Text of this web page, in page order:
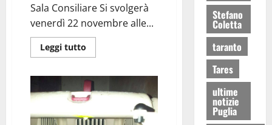
Sala Consiliare Si svolgerà
venerdì 22 novembre alle...
Leggi tutto
Stefano
Coletta
taranto
Tares
ultime
notizie
Puglia